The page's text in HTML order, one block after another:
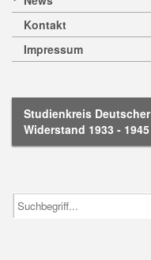
Kontakt
Impressum
Studienkreis Deutscher
Widerstand 1933 - 1945